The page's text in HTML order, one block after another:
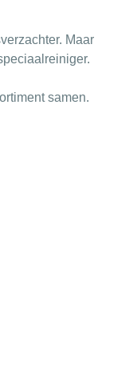
Maar
samen.